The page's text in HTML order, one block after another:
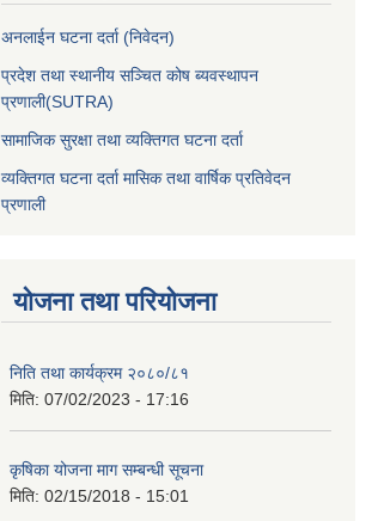
अनलाईन घटना दर्ता (निवेदन)
प्रदेश तथा स्थानीय सञ्चित कोष ब्यवस्थापन
प्रणाली(SUTRA)
सामाजिक सुरक्षा तथा व्यक्तिगत घटना दर्ता
व्यक्तिगत घटना दर्ता मासिक तथा वार्षिक प्रतिवेदन
प्रणाली
योजना तथा परियोजना
निति तथा कार्यक्रम २०८०/८१
मिति: 07/02/2023 - 17:16
कृषिका योजना माग सम्बन्धी सूचना
मिति: 02/15/2018 - 15:01